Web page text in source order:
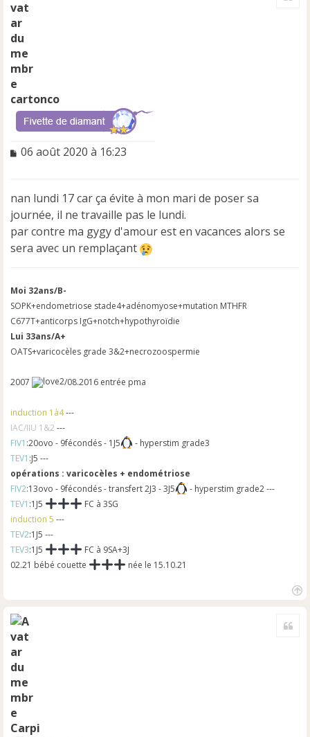
cartonco
M
a
g
e
n
o
u
06 août 2020 à 16:23
nan lundi 17 car ça évite à mon mari de poser sa
journée, il ne travaille pas le lundi.
par contre ma gygy d'amour est en vacances alors se
sera avec un remplaçant
Moi 32ans/B-
SOPK+endometriose stade4+adénomyose+mutation MTHFR
C677T+anticorps IgG+notch+hypothyroïdie
Lui 33ans/A+
OATS+varicocèles grade 3&2+necrozoospermie
2007 /08.2016 entrée pma
induction 1à4---
IAC/IIU 1&2 ---
FIV1 :20ovo - 9fécondés - 1J5
- hyperstim grade3
TEV1 :J5 ---
opérations : varicocèles + endométriose
FIV2:13ovo - 9fécondés - transfert 2J3 - 3J5
- hyperstim grade2 ---
TEV1 :1J5
FC à 3SG
induction 5 ---
TEV2:1J5 ---
TEV3:1J5
FC à 9SA+3J
02.21 bébé couette
née le 15.10.21
Carpi